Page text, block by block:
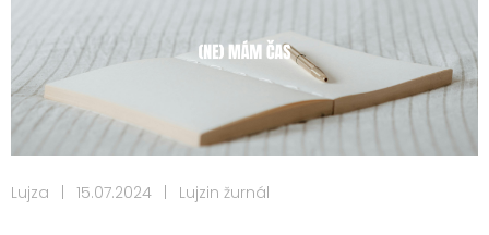
Lujza | 15.07.2024 | Lujzin žurnál